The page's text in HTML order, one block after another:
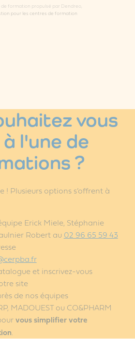
formation propulsé par Dendreo,
pour les centres de formation
vous
l'une de
?
! Plusieurs options s’offrent à
Erick Miele, Stéphanie
Robert au 02 96 65 59 43
et inscrivez-vous
site
de nos équipes
MADOUEST ou CO&PHARM
vous simplifier votre
.